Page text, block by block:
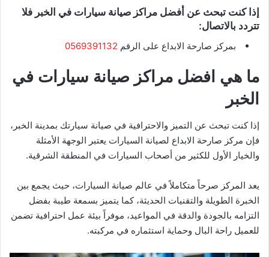
إذا كنت تبحث عن أفضل مراكز صيانة سيارات في الخبر فلا
تتردد بالاتصال:
بمركز صارحة الابداع على الرقم 0569391132
ما هي افضل مراكز صيانة سيارات في
الخبر
إذا كنت تبحث عن التميز والاحترافية في صيانة سيارتك بمدينة الخبر،
فإن مركز صارحة الابداع لصيانة السيارات يعتبر الوجهة الأمثلة
والخيار الأول للكثير من أصحاب السيارات في المنطقة الشرقية.
يعد المركز صرحاً متكاملاً في عالم صيانة السيارات، حيث يجمع بين
الخبرة الطويلة والتقنيات الحديثة، كما يتميز بسمعة طيبة بفضل
التزامه بالجودة والدقة في المواعيد، موفراً بيئة عمل احترافية تضمن
للعميل راحة البال وحماية استثماره في مركبته.